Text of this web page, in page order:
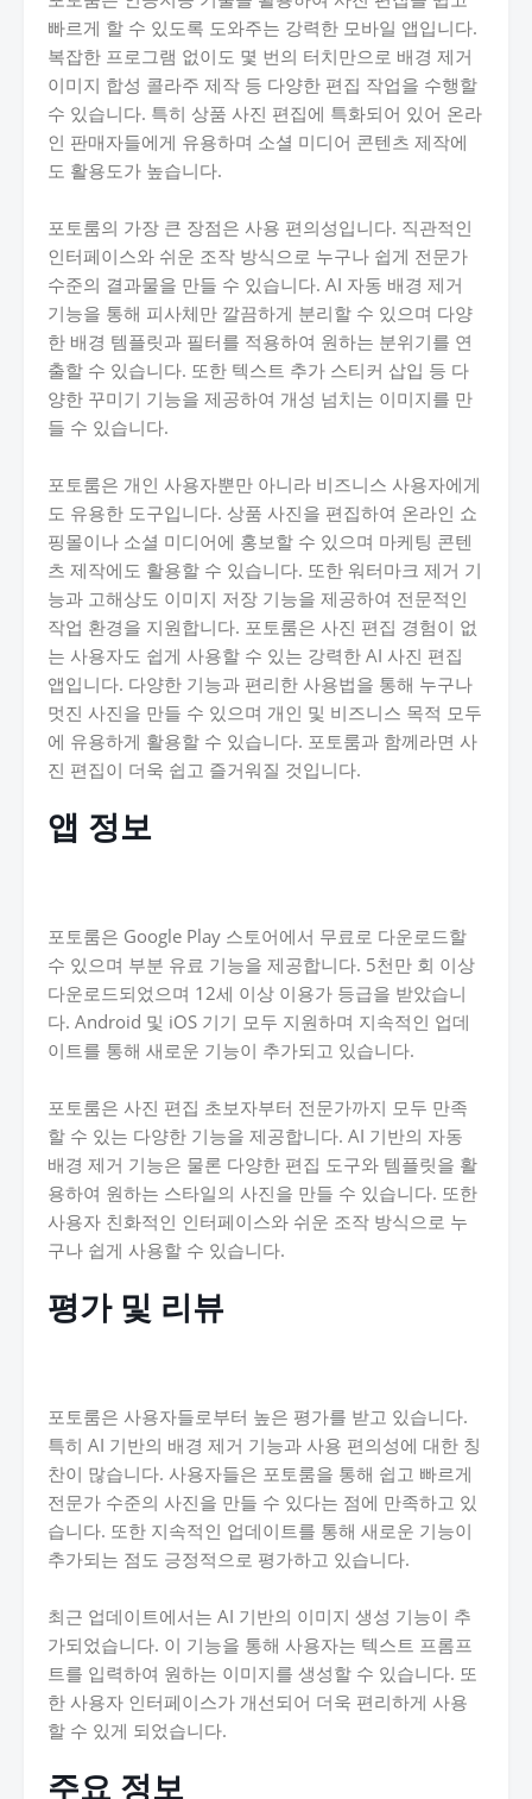
빠르게 할 수 있도록 도와주는 강력한 모바일 앱입니다.
복잡한 프로그램 없이도 몇 번의 터치만으로 배경 제거
이미지 합성 콜라주 제작 등 다양한 편집 작업을 수행할
수 있습니다. 특히 상품 사진 편집에 특화되어 있어 온라
인 판매자들에게 유용하며 소셜 미디어 콘텐츠 제작에
도 활용도가 높습니다.
포토룸의 가장 큰 장점은 사용 편의성입니다. 직관적인
인터페이스와 쉬운 조작 방식으로 누구나 쉽게 전문가
수준의 결과물을 만들 수 있습니다. AI 자동 배경 제거
기능을 통해 피사체만 깔끔하게 분리할 수 있으며 다양
한 배경 템플릿과 필터를 적용하여 원하는 분위기를 연
출할 수 있습니다. 또한 텍스트 추가 스티커 삽입 등 다
양한 꾸미기 기능을 제공하여 개성 넘치는 이미지를 만
들 수 있습니다.
포토룸은 개인 사용자뿐만 아니라 비즈니스 사용자에게
도 유용한 도구입니다. 상품 사진을 편집하여 온라인 쇼
핑몰이나 소셜 미디어에 홍보할 수 있으며 마케팅 콘텐
츠 제작에도 활용할 수 있습니다. 또한 워터마크 제거 기
능과 고해상도 이미지 저장 기능을 제공하여 전문적인
작업 환경을 지원합니다. 포토룸은 사진 편집 경험이 없
는 사용자도 쉽게 사용할 수 있는 강력한 AI 사진 편집
앱입니다. 다양한 기능과 편리한 사용법을 통해 누구나
멋진 사진을 만들 수 있으며 개인 및 비즈니스 목적 모두
에 유용하게 활용할 수 있습니다. 포토룸과 함께라면 사
진 편집이 더욱 쉽고 즐거워질 것입니다.
앱 정보
포토룸은 Google Play 스토어에서 무료로 다운로드할
수 있으며 부분 유료 기능을 제공합니다. 5천만 회 이상
다운로드되었으며 12세 이상 이용가 등급을 받았습니
다. Android 및 iOS 기기 모두 지원하며 지속적인 업데
이트를 통해 새로운 기능이 추가되고 있습니다.
포토룸은 사진 편집 초보자부터 전문가까지 모두 만족
할 수 있는 다양한 기능을 제공합니다. AI 기반의 자동
배경 제거 기능은 물론 다양한 편집 도구와 템플릿을 활
용하여 원하는 스타일의 사진을 만들 수 있습니다. 또한
사용자 친화적인 인터페이스와 쉬운 조작 방식으로 누
구나 쉽게 사용할 수 있습니다.
평가 및 리뷰
포토룸은 사용자들로부터 높은 평가를 받고 있습니다.
특히 AI 기반의 배경 제거 기능과 사용 편의성에 대한 칭
찬이 많습니다. 사용자들은 포토룸을 통해 쉽고 빠르게
전문가 수준의 사진을 만들 수 있다는 점에 만족하고 있
습니다. 또한 지속적인 업데이트를 통해 새로운 기능이
추가되는 점도 긍정적으로 평가하고 있습니다.
최근 업데이트에서는 AI 기반의 이미지 생성 기능이 추
가되었습니다. 이 기능을 통해 사용자는 텍스트 프롬프
트를 입력하여 원하는 이미지를 생성할 수 있습니다. 또
한 사용자 인터페이스가 개선되어 더욱 편리하게 사용
할 수 있게 되었습니다.
주요 정보